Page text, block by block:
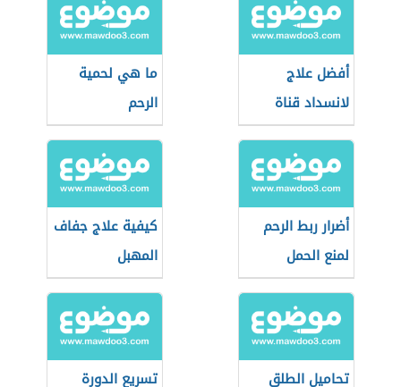
أفضل علاج
لانسداد قناة
فالوب
ما هي لحمية
الرحم
أضرار ربط الرحم
لمنع الحمل
كيفية علاج جفاف
المهبل
تحاميل الطلق
تسريع الدورة